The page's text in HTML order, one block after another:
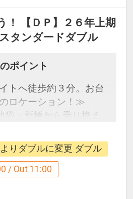
！ 【ＤＰ】２６年上期
タンダードダブル
ポイント
トへ徒歩約３分。お台
ロケーション！≫
袋・新橋から乗り換え
製ベッドとＷｉ‐Ｆｉ接
】連泊割引がございま
りダブルに変更 ダブル
/ Out 11:00